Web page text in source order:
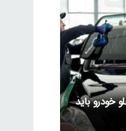
خودرو باید